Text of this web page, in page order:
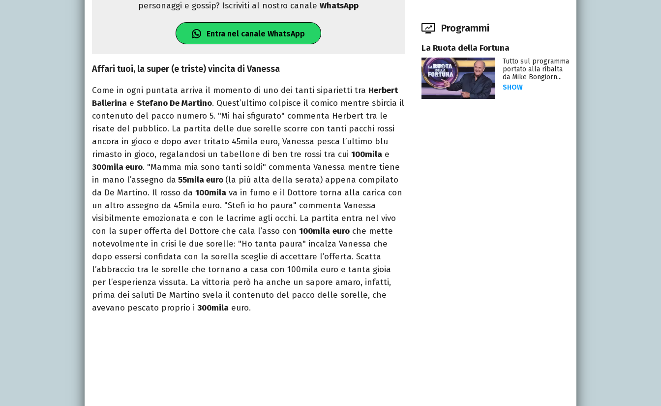
personaggi e gossip? Iscriviti al nostro canaleWhatsApp
Entra nel canale WhatsApp
Affari tuoi, la super (e triste) vincita di Vanessa
Come in ogni puntata arriva il momento di uno dei tanti siparietti tra Herbert
Ballerina e Stefano De Martino. Quest’ultimo colpisce il comico mentre sbircia il
contenuto del pacco numero 5. "Mi hai sfigurato" commenta Herbert tra le
risate del pubblico. La partita delle due sorelle scorre con tanti pacchi rossi
ancora in gioco e dopo aver tritato 45mila euro, Vanessa pesca l’ultimo blu
rimasto in gioco, regalandosi un tabellone di ben tre rossi tra cui 100mila e
300mila euro. "Mamma mia sono tanti soldi" commenta Vanessa mentre tiene
in mano l’assegno da 55mila euro (la più alta della serata) appena compilato
da De Martino. Il rosso da 100mila va in fumo e il Dottore torna alla carica con
un altro assegno da 45mila euro. "Stefi io ho paura" commenta Vanessa
visibilmente emozionata e con le lacrime agli occhi. La partita entra nel vivo
con la super offerta del Dottore che cala l’asso con 100mila euro che mette
notevolmente in crisi le due sorelle: "Ho tanta paura" incalza Vanessa che
dopo essersi confidata con la sorella sceglie di accettare l’offerta. Scatta
l’abbraccio tra le sorelle che tornano a casa con 100mila euro e tanta gioia
per l’esperienza vissuta. La vittoria però ha anche un sapore amaro, infatti,
prima dei saluti De Martino svela il contenuto del pacco delle sorelle, che
avevano pescato proprio i 300mila euro.
Programmi
La Ruota della Fortuna
Tutto sul programma
portato alla ribalta
da Mike Bongiorn...
SHOW